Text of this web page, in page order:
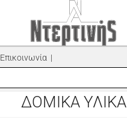
Επικοινωνία |
ΔΟΜΙΚΑ ΥΛΙΚΑ